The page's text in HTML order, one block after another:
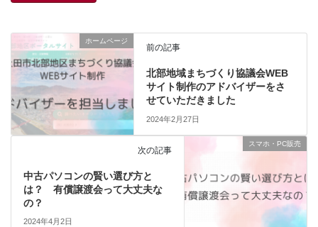
ホームページ
前の記事
北部地域まちづくり協議会WEB
サイト制作のアドバイザーをさ
せていただきました
2024年2月27日
スマホ・PC販売
次の記事
中古パソコンの賢い選び方と
は？ 有償譲渡会って大丈夫な
の？
2024年4月2日